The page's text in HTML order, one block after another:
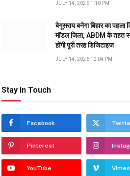
JULY 14, 2026 1:10 PM
बेगूसराय बनेगा बिहार का पहला
मॉडल जिला, ABDM के तहत
होंगी पूरी तरह डिजिटाइज
JULY 14, 2026 12:04 PM
Stay In Touch
Facebook
Pinterest
YouTube Vimeo